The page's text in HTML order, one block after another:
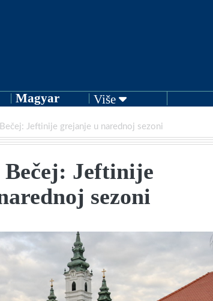
Magyar Više
Jeftinije grejanje u narednoj sezoni
Bečej: Jeftinije
sezoni